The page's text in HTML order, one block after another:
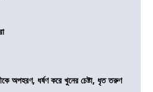
অপহরণ, ধর্ষণ করে খুনের চেষ্টা, ধৃত তরুণ